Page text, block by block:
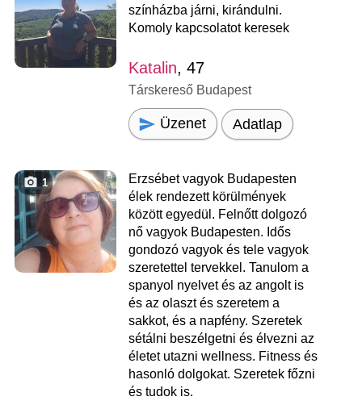
színházba járni, kirándulni.
Komoly kapcsolatot keresek
Katalin, 47
Társkereső Budapest
Üzenet Adatlap
1
Erzsébet vagyok Budapesten
élek rendezett körülmények
között egyedül. Felnőtt dolgozó
nő vagyok Budapesten. Idős
gondozó vagyok és tele vagyok
szeretettel tervekkel. Tanulom a
spanyol nyelvet és az angolt is
és az olaszt és szeretem a
sakkot, és a napfény. Szeretek
sétálni beszélgetni és élvezni az
életet utazni wellness. Fitness és
hasonló dolgokat. Szeretek főzni
és tudok is.